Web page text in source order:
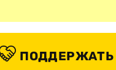
ПОДДЕРЖАТЬ